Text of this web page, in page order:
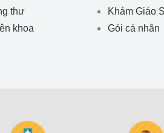
thư
khoa
Khám Giáo
Gói cá nhân